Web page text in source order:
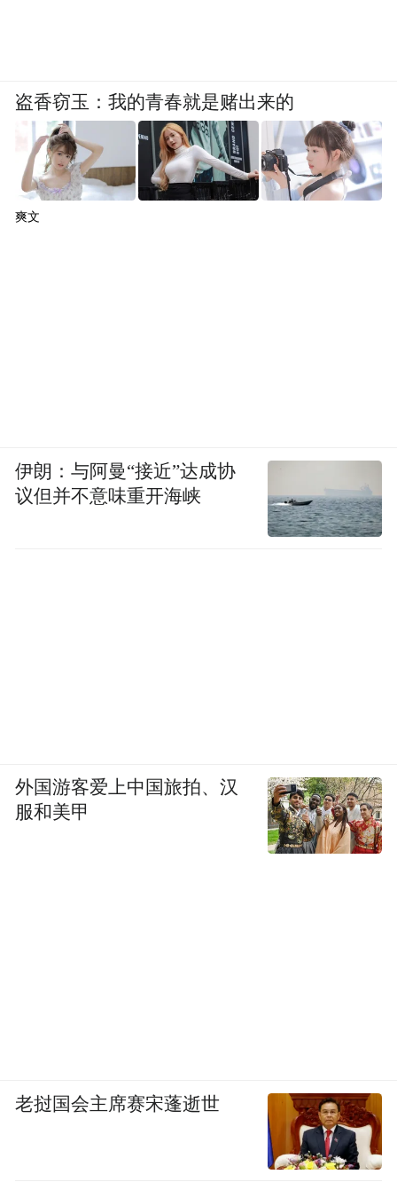
盗香窃玉：我的青春就是赌出来的
爽文
伊朗：与阿曼“接近”达成协
议但并不意味重开海峡
外国游客爱上中国旅拍、汉
服和美甲
老挝国会主席赛宋蓬逝世